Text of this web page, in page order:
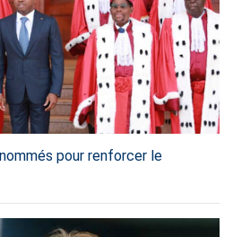
pour renforcer le